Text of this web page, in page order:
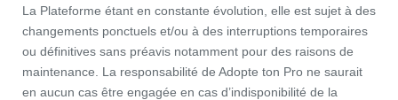
La Plateforme étant en constante évolution, elle est sujet à des
changements ponctuels et/ou à des interruptions temporaires
ou définitives sans préavis notamment pour des raisons de
maintenance. La responsabilité de Adopte ton Pro ne saurait
en aucun cas être engagée en cas d’indisponibilité de la